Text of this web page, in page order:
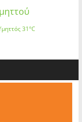
31°C